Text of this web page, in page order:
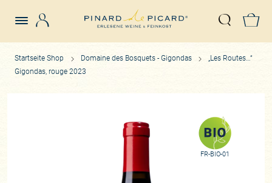
Suche
Startseite Shop Domaine des Bosquets - Gigondas
„Les Routes…“
Gigondas, rouge 2023
FR-BIO-01